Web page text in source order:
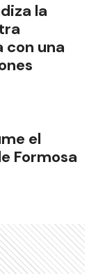
la
con una
el
Formosa